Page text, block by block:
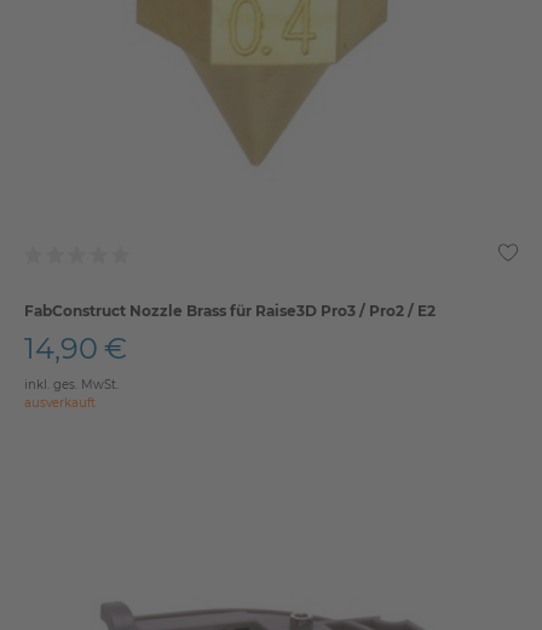
FabConstruct Nozzle Brass für Raise3D Pro3 / Pro2 / E2
14,90 €
inkl. ges. MwSt.
ausverkauft